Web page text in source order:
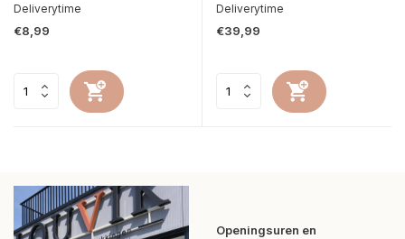
Deliverytime
€8,99
Deliverytime
€39,99
Openingsuren en